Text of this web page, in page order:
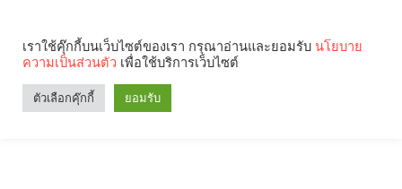
เราใช้คุ๊กกี้บนเว็บไซต์ของเรา กรุณาอ่านและยอมรับ นโยบาย
ความเป็นส่วนตัว เพื่อใช้บริการเว็บไซต์
ตัวเลือกคุ๊กกี้ ยอมรับ